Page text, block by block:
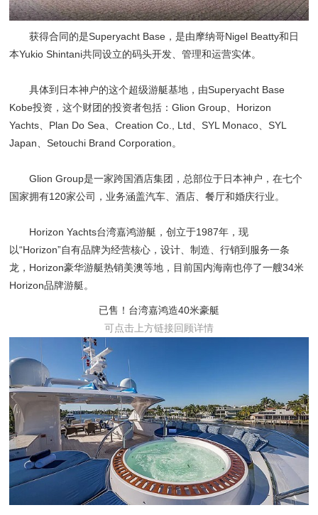
获得合同的是Superyacht Base，是由摩纳哥Nigel Beatty和日
本Yukio Shintani共同设立的码头开发、管理和运营实体。
具体到日本神户的这个超级游艇基地，由Superyacht Base
Kobe投资，这个财团的投资者包括：Glion Group、Horizon
Yachts、Plan Do Sea、Creation Co., Ltd、SYL Monaco、SYL
Japan、Setouchi Brand Corporation。
Glion Group是一家跨国酒店集团，总部位于日本神户，在七个
国家拥有120家公司，业务涵盖汽车、酒店、餐厅和婚庆行业。
Horizon Yachts台湾嘉鸿游艇，创立于1987年，现
以“Horizon”自有品牌为经营核心，设计、制造、行销到服务一条
龙，Horizon豪华游艇热销美澳等地，目前国内海南也停了一艘34米
Horizon品牌游艇。
已售！台湾嘉鸿造40米豪艇
可点击上方链接回顾详情